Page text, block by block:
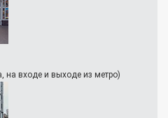
на входе и выходе из метро)